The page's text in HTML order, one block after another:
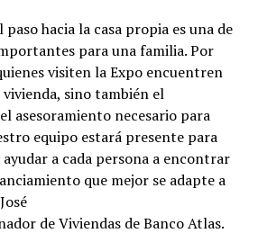
paso hacia la casa propia es una de
para una familia. Por
visiten la Expo encuentren
sino también el
asesoramiento necesario para
equipo estará presente para
a cada persona a encontrar
que mejor se adapte a
de Viviendas de Banco Atlas.